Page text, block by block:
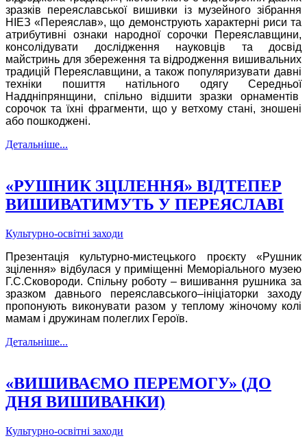
зразків переяславської вишивки із музейного зібрання
НІЕЗ «Переяслав», що демонструють характерні риси та
атрибутивні ознаки народної сорочки Переяславщини,
консолідувати дослідження науковців та досвід
майстринь для збереження та відродження вишивальних
традицій Переяславщини, а також популяризувати давні
техніки пошиття натільного одягу Середньої
Наддніпрянщини, спільно відшити зразки орнаментів
сорочок та їхні фрагменти, що у ветхому стані, зношені
або пошкоджені.
Детальніше...
«РУШНИК ЗЦІЛЕННЯ» ВІДТЕПЕР
ВИШИВАТИМУТЬ У ПЕРЕЯСЛАВІ
Культурно-освітні заходи
Презентація культурно-мистецького проєкту «Рушник
зцілення» відбулася у приміщенні Меморіального музею
Г.С.Сковороди. Спільну роботу – вишивання рушника за
зразком давнього переяславського–ініціаторки заходу
пропонують виконувати разом у теплому жіночому колі
мамам і дружинам полеглих Героїв.
Детальніше...
«ВИШИВАЄМО ПЕРЕМОГУ» (ДО
ДНЯ ВИШИВАНКИ)
Культурно-освітні заходи